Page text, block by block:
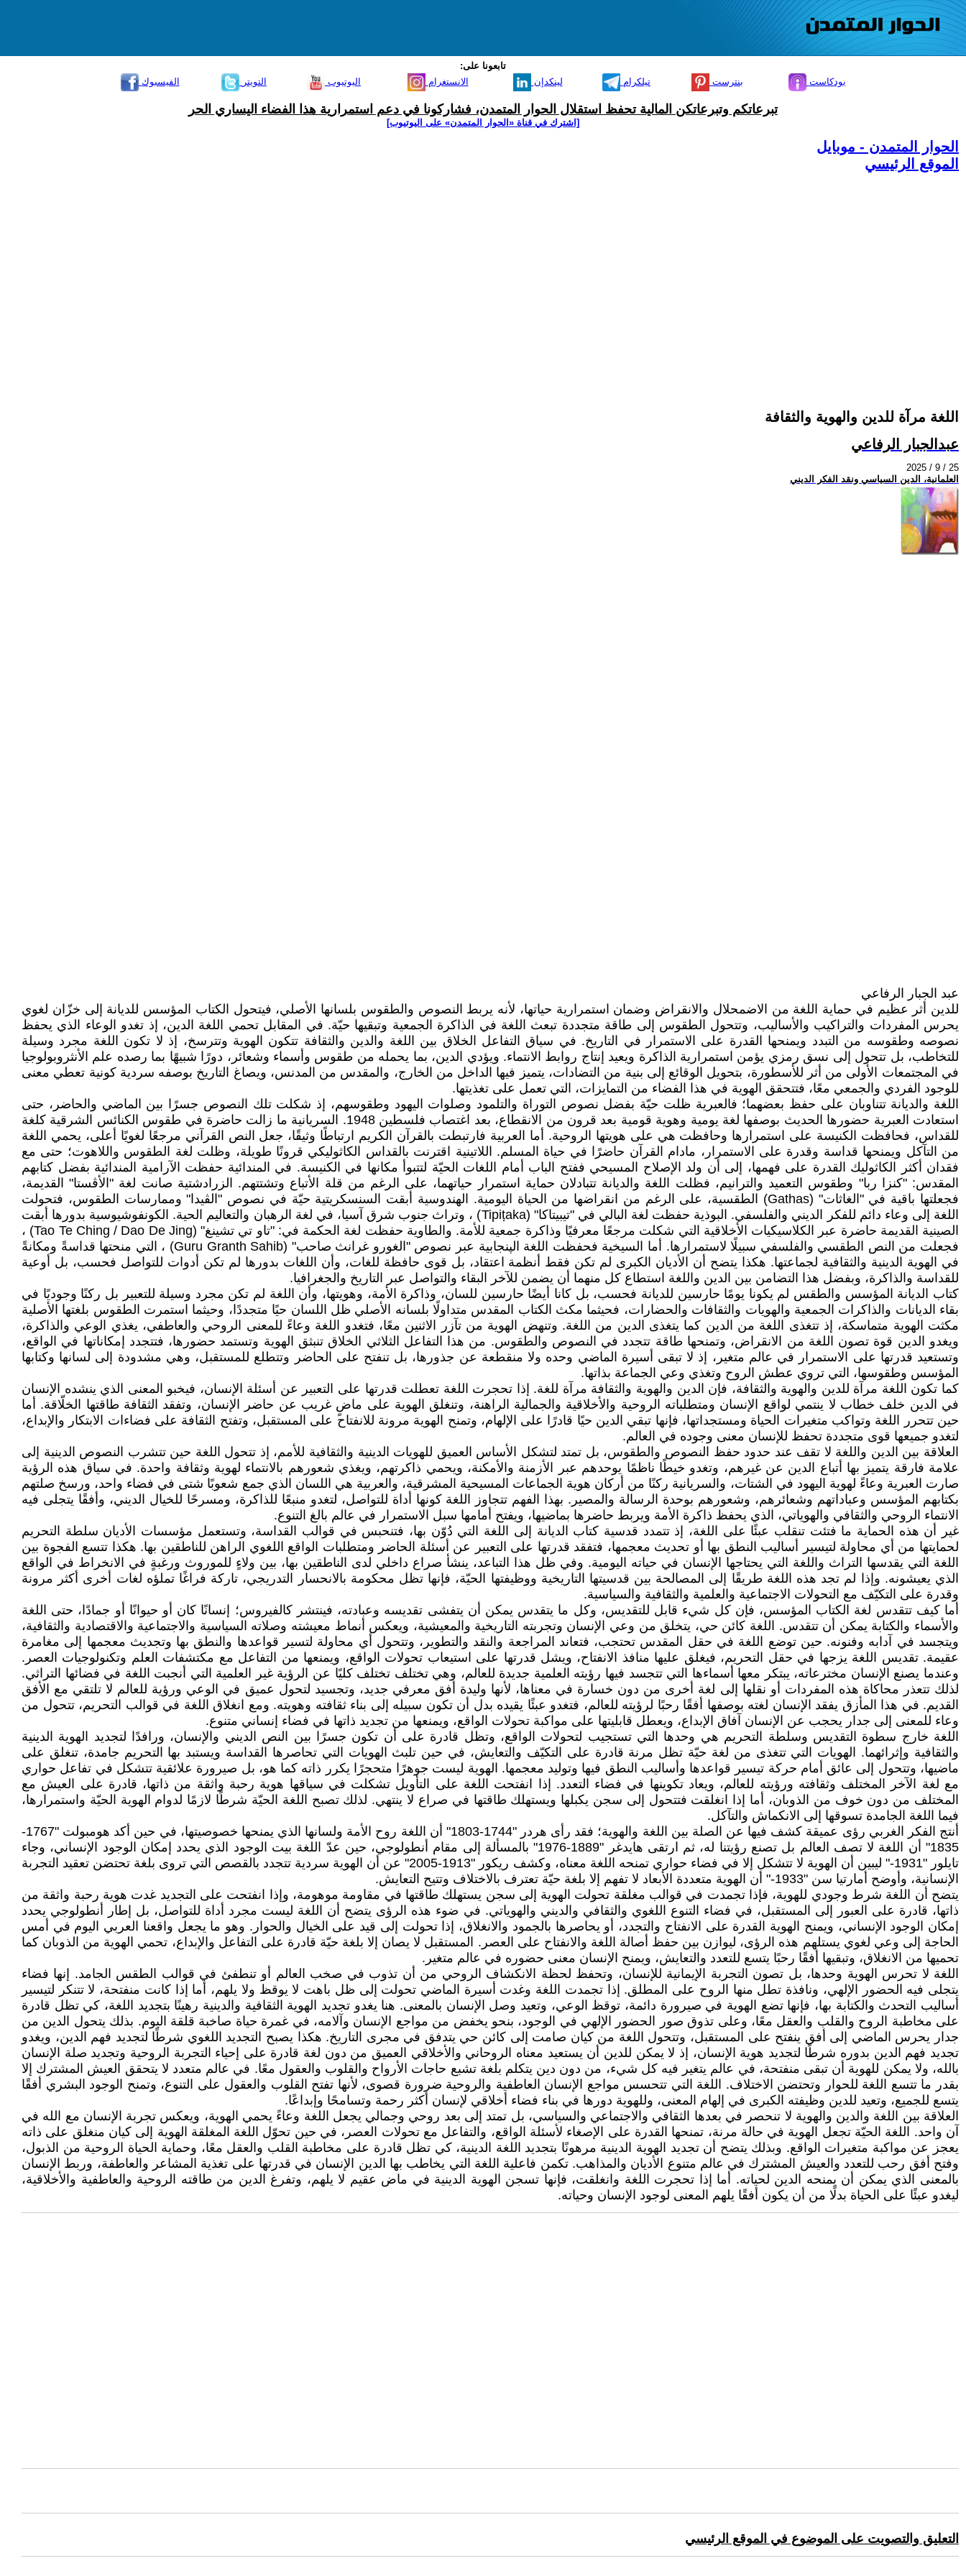
تابعونا على:
الفيسبوك
التويتر اليوتيوب الانستغرام لينكدإن تيلكرام بنترست بودكاست
تبرعاتكم وتبرعاتكن المالية تحفظ استقلال الحوار المتمدن، فشاركونا في دعم استمرارية هذا الفضاء اليساري الحر
[اشترك في قناة ‫«الحوار المتمدن» على اليوتيوب]
الحوار المتمدن - موبايل
الموقع الرئيسي
اللغة مرآة للدين والهوية والثقافة
عبدالجبار الرفاعي
2025 / 9 / 25
العلمانية، الدين السياسي ونقد الفكر الديني
عبد الجبار الرفاعي
للدين أثر عظيم في حماية اللغة من الاضمحلال والانقراض وضمان استمرارية حياتها، لأنه يربط النصوص والطقوس بلسانها الأصلي، فيتحول الكتاب المؤسس للديانة إلى خزّان لغوي
يحرس المفردات والتراكيب والأساليب، وتتحول الطقوس إلى طاقة متجددة تبعث اللغة في الذاكرة الجمعية وتبقيها حيّة. في المقابل تحمي اللغة الدين، إذ تغدو الوعاء الذي يحفظ
نصوصه وطقوسه من التبدد ويمنحها القدرة على الاستمرار في التاريخ. في سياق التفاعل الخلاق بين اللغة والدين والثقافة تتكون الهوية وتترسخ، إذ لا تكون اللغة مجرد وسيلة
للتخاطب، بل تتحول إلى نسق رمزي يؤمن استمرارية الذاكرة ويعيد إنتاج روابط الانتماء. ويؤدي الدين، بما يحمله من طقوس وأسماء وشعائر، دورًا شبيهًا بما رصده علم الأنثروبولوجيا
في المجتمعات الأولى من أثر للأسطورة، بتحويل الوقائع إلى بنية من التضادات، يتميز فيها الداخل من الخارج، والمقدس من المدنس، ويصاغ التاريخ بوصفه سردية كونية تعطي معنى
للوجود الفردي والجمعي معًا، فتتحقق الهوية في هذا الفضاء من التمايزات، التي تعمل على تغذيتها.
اللغة والديانة تتناوبان على حفظ بعضهما؛ فالعبرية ظلت حيّة بفضل نصوص التوراة والتلمود وصلوات اليهود وطقوسهم، إذ شكلت تلك النصوص جسرًا بين الماضي والحاضر، حتى
استعادت العبرية حضورها الحديث بوصفها لغة يومية وهوية قومية بعد قرون من الانقطاع، بعد اغتصاب فلسطين 1948. السريانية ما زالت حاضرة في طقوس الكنائس الشرقية كلغة
للقداس، فحافظت الكنيسة على استمرارها وحافظت هي على هويتها الروحية. أما العربية فارتبطت بالقرآن الكريم ارتباطًا وثيقًا، جعل النص القرآني مرجعًا لغويًا أعلى، يحمي اللغة
من التآكل ويمنحها قداسة وقدرة على الاستمرار، مادام القرآن حاضرًا في حياة المسلم. اللاتينية اقترنت بالقداس الكاثوليكي قرونًا طويلة، وظلت لغة الطقوس واللاهوت؛ حتى مع
فقدان أكثر الكاثوليك القدرة على فهمها، إلى أن ولد الإصلاح المسيحي ففتح الباب أمام اللغات الحيّة لتتبوأ مكانها في الكنيسة. في المندائية حفظت الآرامية المندائية بفضل كتابهم
المقدس: "كنزا ربا" وطقوس التعميد والترانيم، فظلت اللغة والديانة تتبادلان حماية استمرار حياتهما، على الرغم من قلة الأتباع وتشتتهم. الزرادشتية صانت لغة "الأڤستا" القديمة،
فجعلتها باقية في "الغاثات" (Gathas) الطقسية، على الرغم من انقراضها من الحياة اليومية. الهندوسية أبقت السنسكريتية حيّة في نصوص "الڤيدا" وممارسات الطقوس، فتحولت
اللغة إلى وعاء دائم للفكر الديني والفلسفي. البوذية حفظت لغة البالي في "تيبيتاكا" (Tipiṭaka) ، وتراث جنوب شرق آسيا، في لغة الرهبان والتعاليم الحية. الكونفوشيوسية بدورها أبقت
الصينية القديمة حاضرة عبر الكلاسيكيات الأخلاقية التي شكلت مرجعًا معرفيًا وذاكرة جمعية للأمة. والطاوية حفظت لغة الحكمة في: "تاو تي تشينغ" (Tao Te Ching / Dao De Jing) ،
فجعلت من النص الطقسي والفلسفي سبيلًا لاستمرارها. أما السيخية فحفظت اللغة الپنجابية عبر نصوص "الغورو غرانث صاحب" (Guru Granth Sahib) ، التي منحتها قداسةً ومكانةً
في الهوية الدينية والثقافية لجماعتها. هكذا يتضح أن الأديان الكبرى لم تكن فقط أنظمة اعتقاد، بل قوى حافظة للغات، وأن اللغات بدورها لم تكن أدوات للتواصل فحسب، بل أوعية
للقداسة والذاكرة، وبفضل هذا التضامن بين الدين واللغة استطاع كل منهما أن يضمن للآخر البقاء والتواصل عبر التاريخ والجغرافيا.
كتاب الديانة المؤسس والطقس لم يكونا يومًا حارسين للديانة فحسب، بل كانا أيضًا حارسين للسان، وذاكرة الأمة، وهويتها، وأن اللغة لم تكن مجرد وسيلة للتعبير بل ركنًا وجوديًا في
بقاء الديانات والذاكرات الجمعية والهويات والثقافات والحضارات، فحيثما مكث الكتاب المقدس متداولًا بلسانه الأصلي ظل اللسان حيًا متجددًا، وحيثما استمرت الطقوس بلغتها الأصلية
مكثت الهوية متماسكة، إذ تتغذى اللغة من الدين كما يتغذى الدين من اللغة. وتنهض الهوية من تآزر الاثنين معًا، فتغدو اللغة وعاءً للمعنى الروحي والعاطفي، يغذي الوعي والذاكرة،
ويغدو الدين قوة تصون اللغة من الانقراض، وتمنحها طاقة تتجدد في النصوص والطقوس. من هذا التفاعل الثلاثي الخلاق تنبثق الهوية وتستمد حضورها، فتتجدد إمكاناتها في الواقع،
وتستعيد قدرتها على الاستمرار في عالم متغير، إذ لا تبقى أسيرة الماضي وحده ولا منقطعة عن جذورها، بل تنفتح على الحاضر وتتطلع للمستقبل، وهي مشدودة إلى لسانها وكتابها
المؤسس وطقوسها، التي تروي عطش الروح وتغذي وعي الجماعة بذاتها.
كما تكون اللغة مرآة للدين والهوية والثقافة، فإن الدين والهوية والثقافة مرآة للغة. إذا تحجرت اللغة تعطلت قدرتها على التعبير عن أسئلة الإنسان، فيخبو المعنى الذي ينشده الإنسان
في الدين خلف خطاب لا ينتمي لواقع الإنسان ومتطلباته الروحية والأخلاقية والجمالية الراهنة، وتنغلق الهوية على ماضٍ غريب عن حاضر الإنسان، وتفقد الثقافة طاقتها الخلّاقة. أما
حين تتحرر اللغة وتواكب متغيرات الحياة ومستجداتها، فإنها تبقي الدين حيًا قادرًا على الإلهام، وتمنح الهوية مرونة للانفتاح على المستقبل، وتفتح الثقافة على فضاءات الابتكار والإبداع،
لتغدو جميعها قوى متجددة تحفظ للإنسان معنى وجوده في العالم.
العلاقة بين الدين واللغة لا تقف عند حدود حفظ النصوص والطقوس، بل تمتد لتشكل الأساس العميق للهويات الدينية والثقافية للأمم، إذ تتحول اللغة حين تتشرب النصوص الدينية إلى
علامة فارقة يتميز بها أتباع الدين عن غيرهم، وتغدو خيطًا ناظمًا يوحدهم عبر الأزمنة والأمكنة، ويحمي ذاكرتهم، ويغذي شعورهم بالانتماء لهوية وثقافة واحدة. في سياق هذه الرؤية
صارت العبرية وعاءً لهوية اليهود في الشتات، والسريانية ركنًا من أركان هوية الجماعات المسيحية المشرقية، والعربية هي اللسان الذي جمع شعوبًا شتى في فضاء واحد، ورسخ صلتهم
بكتابهم المؤسس وعباداتهم وشعائرهم، وشعورهم بوحدة الرسالة والمصير. بهذا الفهم تتجاوز اللغة كونها أداة للتواصل، لتغدو منبعًا للذاكرة، ومسرحًا للخيال الديني، وأفقًا يتجلى فيه
الانتماء الروحي والثقافي والهوياتي، الذي يحفظ ذاكرة الأمة ويربط حاضرها بماضيها، ويفتح أمامها سبل الاستمرار في عالم بالغ التنوع.
غير أن هذه الحماية ما فتئت تنقلب عبئًا على اللغة، إذ تتمدد قدسية كتاب الديانة إلى اللغة التي دُوّن بها، فتنحبس في قوالب القداسة، وتستعمل مؤسسات الأديان سلطة التحريم
لحمايتها من أي محاولة لتيسير أساليب النطق بها أو تحديث معجمها، فتفقد قدرتها على التعبير عن أسئلة الحاضر ومتطلبات الواقع اللغوي الراهن للناطقين بها. هكذا تتسع الفجوة بين
اللغة التي يقدسها التراث واللغة التي يحتاجها الإنسان في حياته اليومية. وفي ظل هذا التباعد، ينشأ صراع داخلي لدى الناطقين بها، بين ولاءٍ للموروث ورغبةٍ في الانخراط في الواقع
الذي يعيشونه. وإذا لم تجد هذه اللغة طريقًا إلى المصالحة بين قدسيتها التاريخية ووظيفتها الحيّة، فإنها تظل محكومة بالانحسار التدريجي، تاركة فراغًا تملؤه لغات أخرى أكثر مرونة
وقدرة على التكيّف مع التحولات الاجتماعية والعلمية والثقافية والسياسية.
أما كيف تتقدس لغة الكتاب المؤسس، فإن كل شيء قابل للتقديس، وكل ما يتقدس يمكن أن يتفشى تقديسه وعبادته، فينتشر كالفيروس؛ إنسانًا كان أو حيوانًا أو جمادًا، حتى اللغة
والأسماء والكتابة يمكن أن تتقدس. اللغة كائن حي، يتخلق من وعي الإنسان وتجربته التاريخية والمعيشية، ويعكس أنماط معيشته وصلاته السياسية والاجتماعية والاقتصادية والثقافية،
ويتجسد في آدابه وفنونه. حين توضع اللغة في حقل المقدس تحتجب، فتعاند المراجعة والنقد والتطوير، وتتحول أي محاولة لتسير قواعدها والنطق بها وتجديث معجمها إلى مغامرة
عقيمة. تقديس اللغة يزجها في حقل التحريم، فيغلق عليها منافذ الانفتاح، ويشل قدرتها على استيعاب تحولات الواقع، ويمنعها من التفاعل مع مكتشفات العلم وتكنولوجيات العصر.
وعندما يصنع الإنسان مخترعاته، يبتكر معها أسماءها التي تتجسد فيها رؤيته العلمية جديدة للعالم، وهي تختلف تختلف كليًا عن الرؤية غير العلمية التي أنجبت اللغة في فضائها التراثي.
لذلك تتعذر محاكاة هذه المفردات أو نقلها إلى لغة أخرى من دون خسارة في معناها، لأنها وليدة أفق معرفي جديد، وتجسيد لتحول عميق في الوعي ورؤية للعالم لا تلتقي مع الأفق
القديم. في هذا المأزق يفقد الإنسان لغته بوصفها أفقًا رحبًا لرؤيته للعالم، فتغدو عبئًا يقيده بدل أن تكون سبيله إلى بناء ثقافته وهويته. ومع انغلاق اللغة في قوالب التحريم، تتحول من
وعاء للمعنى إلى جدار يحجب عن الإنسان آفاق الإبداع، ويعطل قابليتها على مواكبة تحولات الواقع، ويمنعها من تجديد ذاتها في فضاء إنساني متنوع.
اللغة خارج سطوة التقديس وسلطة التحريم هي وحدها التي تستجيب لتحولات الواقع، وتظل قادرة على أن تكون جسرًا بين النص الديني والإنسان، ورافدًا لتجديد الهوية الدينية
والثقافية وإثرائهما. الهويات التي تتغذى من لغة حيّة تظل مرنة قادرة على التكيّف والتعايش، في حين تلبث الهويات التي تحاصرها القداسة ويستبد بها التحريم جامدة، تنغلق على
ماضيها، وتتحول إلى عائق أمام حركة تيسير قواعدها وأساليب النطق فيها وتوليد معجمها. الهوية ليست جوهرًا متحجرًا يكرر ذاته كما هو، بل صيرورة علائقية تتشكل في تفاعل حواري
مع لغة الآخر المختلف وثقافته ورؤيته للعالم، ويعاد تكوينها في فضاء التعدد. إذا انفتحت اللغة على التأويل تشكلت في سياقها هوية رحبة واثقة من ذاتها، قادرة على العيش مع
المختلف من دون خوف من الذوبان، أما إذا انغلقت فتتحول إلى سجن يكبلها ويستهلك طاقتها في صراع لا ينتهي. لذلك تصبح اللغة الحيّة شرطًا لازمًا لدوام الهوية الحيّة واستمرارها،
فيما اللغة الجامدة تسوقها إلى الانكماش والتآكل.
أنتج الفكر الغربي رؤى عميقة كشف فيها عن الصلة بين اللغة والهوية؛ فقد رأى هردر "1744-1803" أن اللغة روح الأمة ولسانها الذي يمنحها خصوصيتها، في حين أكد هومبولت "1767-
1835" أن اللغة لا تصف العالم بل تصنع رؤيتنا له، ثم ارتقى هايدغر "1889-1976" بالمسألة إلى مقام أنطولوجي، حين عدّ اللغة بيت الوجود الذي يحدد إمكان الوجود الإنساني، وجاء
تايلور "1931-" ليبين أن الهوية لا تتشكل إلا في فضاء حواري تمنحه اللغة معناه، وكشف ريكور "1913-2005" عن أن الهوية سردية تتجدد بالقصص التي تروى بلغة تحتضن تعقيد التجربة
الإنسانية، وأوضح أمارتيا سن "1933-" أن الهوية متعددة الأبعاد لا تفهم إلا بلغة حيّة تعترف بالاختلاف وتتيح التعايش.
يتضح أن اللغة شرط وجودي للهوية، فإذا تجمدت في قوالب مغلقة تحولت الهوية إلى سجن يستهلك طاقتها في مقاومة موهومة، وإذا انفتحت على التجديد غدت هوية رحبة واثقة من
ذاتها، قادرة على العبور إلى المستقبل، في فضاء التنوع اللغوي والثقافي والديني والهوياتي. في ضوء هذه الرؤى يتضح أن اللغة ليست مجرد أداة للتواصل، بل إطار أنطولوجي يحدد
إمكان الوجود الإنساني، ويمنح الهوية القدرة على الانفتاح والتجدد، أو يحاصرها بالجمود والانغلاق، إذا تحولت إلى قيد على الخيال والحوار. وهو ما يجعل واقعنا العربي اليوم في أمس
الحاجة إلى وعي لغوي يستلهم هذه الرؤى، ليوازن بين حفظ أصالة اللغة والانفتاح على العصر. المستقبل لا يصان إلا بلغة حيّة قادرة على التفاعل والإبداع، تحمي الهوية من الذوبان كما
تحميها من الانغلاق، وتبقيها أفقًا رحبًا يتسع للتعدد والتعايش، ويمنح الإنسان معنى حضوره في عالم متغير.
اللغة لا تحرس الهوية وحدها، بل تصون التجربة الإيمانية للإنسان، وتحفظ لحظة الانكشاف الروحي من أن تذوب في صخب العالم أو تنطفئ في قوالب الطقس الجامد. إنها فضاء
يتجلى فيه الحضور الإلهي، ونافذة تطل منها الروح على المطلق. إذا تجمدت اللغة وغدت أسيرة الماضي تحولت إلى ظل باهت لا يوقظ ولا يلهم، أما إذا كانت منفتحة، لا تتنكر لتيسير
أساليب التحدث والكتابة بها، فإنها تضع الهوية في صيرورة دائمة، توقظ الوعي، وتعيد وصل الإنسان بالمعنى. هنا يغدو تجديد الهوية الثقافية والدينية رهينًا بتجديد اللغة، كي تظل قادرة
على مخاطبة الروح والقلب والعقل معًا، وعلى تذوق صور الحضور الإلهي في الوجود، بنحو يخفض من مواجع الإنسان وآلامه، في غمرة حياة صاخبة قلقة اليوم. بذلك يتحول الدين من
جدار يحرس الماضي إلى أفق ينفتح على المستقبل، وتتحول اللغة من كيان صامت إلى كائن حي يتدفق في مجرى التاريخ. هكذا يصبح التجديد اللغوي شرطًا لتجديد فهم الدين، ويغدو
تجديد فهم الدين بدوره شرطًا لتجديد هوية الإنسان، إذ لا يمكن للدين أن يستعيد معناه الروحاني والأخلاقي العميق من دون لغة قادرة على إحياء التجربة الروحية وتجديد صلة الإنسان
بالله، ولا يمكن للهوية أن تبقى منفتحة، في عالم يتغير فيه كل شيء، من دون دين يتكلم بلغة تشبع حاجات الأرواح والقلوب والعقول معًا. في عالم متعدد لا يتحقق العيش المشترك إلا
بقدر ما تتسع اللغة للحوار وتحتضن الاختلاف. اللغة التي تتحسس مواجع الإنسان العاطفية والروحية ضرورة قصوى، لأنها تفتح القلوب والعقول على التنوع، وتمنح الوجود البشري أفقًا
يتسع للجميع، وتعيد للدين وظيفته الكبرى في إلهام المعنى، وللهوية دورها في بناء فضاء أخلاقي لإنسان أكثر رحمة وتسامحًا وإبداعًا.
العلاقة بين اللغة والدين والهوية لا تنحصر في بعدها الثقافي والاجتماعي والسياسي، بل تمتد إلى بعد روحي وجمالي يجعل اللغة وعاءً يحمي الهوية، ويعكس تجربة الإنسان مع الله في
آن واحد. اللغة الحيّة تجعل الهوية في حالة مرنة، تمنحها القدرة على الإصغاء لأسئلة الواقع، والتفاعل مع تحولات العصر، في حين تحوّل اللغة المغلقة الهوية إلى كيان منغلق على ذاته
يعجز عن مواكبة متغيرات الواقع. وبذلك يتضح أن تجديد الهوية الدينية مرهونًا بتجديد اللغة الدينية، كي تظل قادرة على مخاطبة القلب والعقل معًا، وحماية الحياة الروحية من الذبول،
وفتح أفق رحب للتعدد والعيش المشترك في عالم متنوع الأديان والمذاهب. تكمن فاعلية اللغة التي يخاطب بها الدين الإنسان في قدرتها على تغذية المشاعر والعاطفة، وربط الإنسان
بالمعنى الذي يمكن أن يمنحه الدين لحياته. أما إذا تحجرت اللغة وانغلقت، فإنها تسجن الهوية الدينية في ماض عقيم لا يلهم، وتفرغ الدين من طاقته الروحية والعاطفية والأخلاقية،
ليغدو عبئًا على الحياة بدلًا من أن يكون أفقًا يلهم المعنى لوجود الإنسان وحياته.
التعليق والتصويت على الموضوع في الموقع الرئيسي